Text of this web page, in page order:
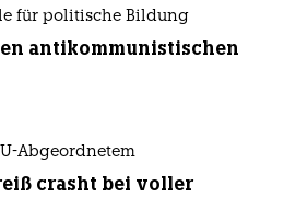
für politische Bildung
antikommunistischen
Abgeordnetem
crasht bei voller